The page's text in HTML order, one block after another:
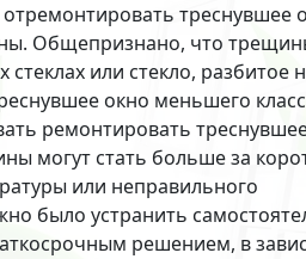
треснувшее
Общепризнано, что
или стекло, разбитое
окно меньшего
ремонтировать
могут стать больше за
или неправильного
было устранить
решением, в